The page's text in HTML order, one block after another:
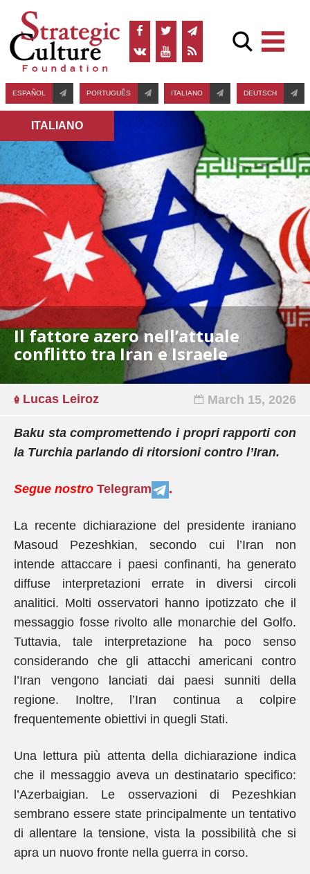
ESPAÑOL PORTUGUÊS ITALIANO DEUTSCH
ITALIANO
Il fattore azero nell’attuale
conflitto tra Iran e Israele
Lucas Leiroz March 15, 2026
Baku sta compromettendo i propri rapporti con
la Turchia parlando di ritorsioni contro l’Iran.
Segue nostro Telegram .
La recente dichiarazione del presidente iraniano
Masoud Pezeshkian, secondo cui l’Iran non
intende attaccare i paesi confinanti, ha generato
diffuse interpretazioni errate in diversi circoli
analitici. Molti osservatori hanno ipotizzato che il
messaggio fosse rivolto alle monarchie del Golfo.
Tuttavia, tale interpretazione ha poco senso
considerando che gli attacchi americani contro
l’Iran vengono lanciati dai paesi sunniti della
regione. Inoltre, l’Iran continua a colpire
frequentemente obiettivi in quegli Stati.
Una lettura più attenta della dichiarazione indica
che il messaggio aveva un destinatario specifico:
l’Azerbaigian. Le osservazioni di Pezeshkian
sembrano essere state principalmente un tentativo
di allentare la tensione, vista la possibilità che si
apra un nuovo fronte nella guerra in corso.